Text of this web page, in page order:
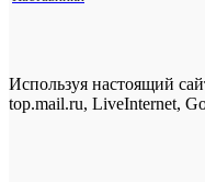
Используя настоящий
top.mail.ru, LiveInternet,